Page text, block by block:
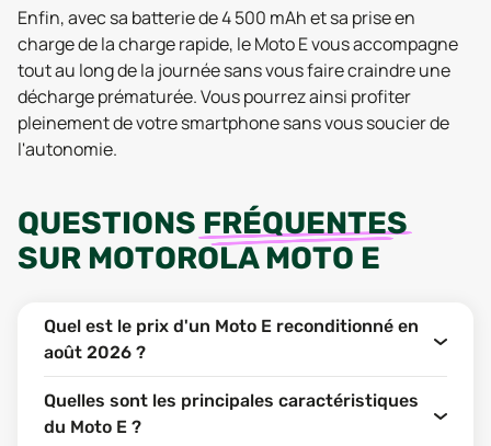
Enfin, avec sa batterie de 4 500 mAh et sa prise en
charge de la charge rapide, le Moto E vous accompagne
tout au long de la journée sans vous faire craindre une
décharge prématurée. Vous pourrez ainsi profiter
pleinement de votre smartphone sans vous soucier de
l'autonomie.
QUESTIONS FRÉQUENTES
SUR MOTOROLA MOTO E
Quel est le prix d'un Moto E reconditionné en
août 2026 ?
Quelles sont les principales caractéristiques
du Moto E ?